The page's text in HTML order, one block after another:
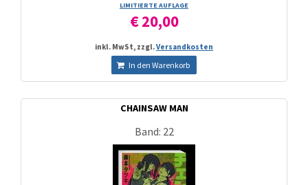
LIMITIERTE AUFLAGE
€ 20,00
inkl. MwSt, zzgl.Versandkosten
In den Warenkorb
CHAINSAW MAN
Band: 22